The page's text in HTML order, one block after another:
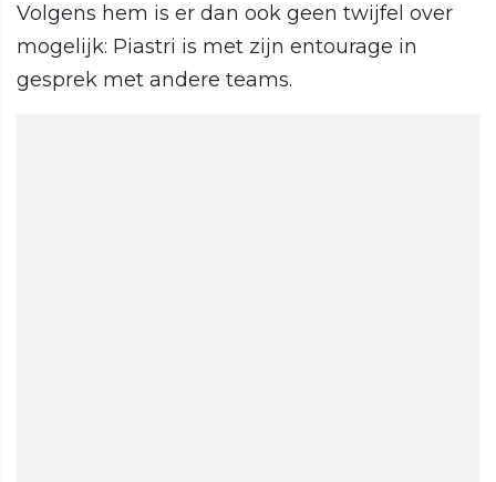
Volgens hem is er dan ook geen twijfel over
mogelijk: Piastri is met zijn entourage in
gesprek met andere teams.